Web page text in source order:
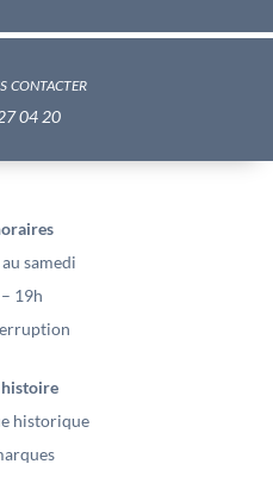
contacter
04 20
samedi
19h
historique